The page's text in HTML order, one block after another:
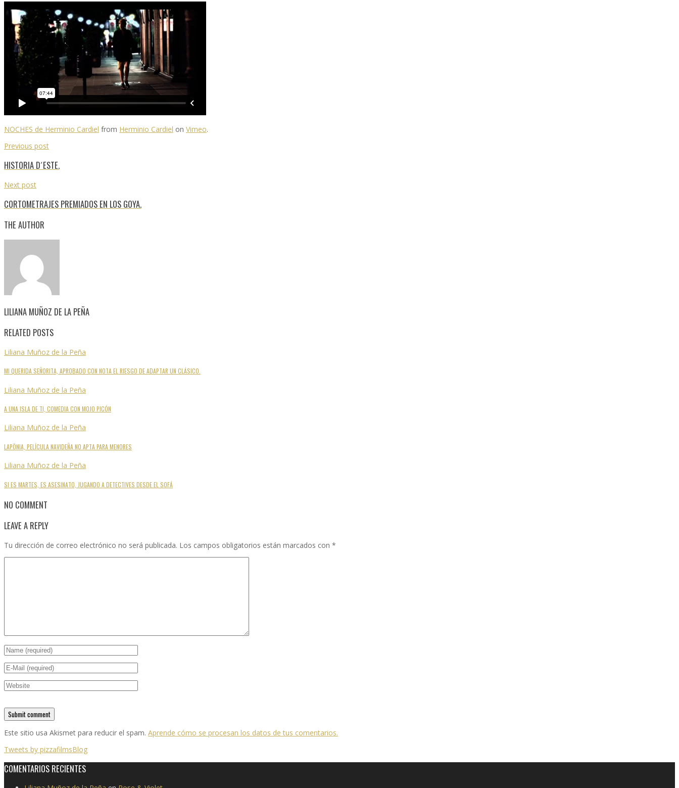
NOCHES de Herminio Cardiel from Herminio Cardiel on Vimeo.
Previous post
HISTORIA D´ESTE.
Next post
CORTOMETRAJES PREMIADOS EN LOS GOYA.
THE AUTHOR
LILIANA MUÑOZ DE LA PEÑA
RELATED POSTS
Liliana Muñoz de la Peña
MI QUERIDA SEÑORITA, APROBADO CON NOTA EL RIESGO DE ADAPTAR UN CLÁSICO.
Liliana Muñoz de la Peña
A UNA ISLA DE TI, COMEDIA CON MOJO PICÓN
Liliana Muñoz de la Peña
LAPÖNIA, PELÍCULA NAVIDEÑA NO APTA PARA MENORES
Liliana Muñoz de la Peña
SI ES MARTES, ES ASESINATO, JUGANDO A DETECTIVES DESDE EL SOFÁ
NO COMMENT
LEAVE A REPLY
Tu dirección de correo electrónico no será publicada. Los campos obligatorios están marcados con *
Este sitio usa Akismet para reducir el spam. Aprende cómo se procesan los datos de tus comentarios.
Tweets by pizzafilmsBlog
COMENTARIOS RECIENTES